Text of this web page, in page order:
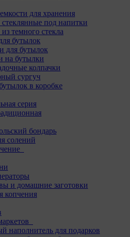
для хранения
под напитки
темного стекла
бутылок
для бутылок
на бутылки
колпачки
сургуч
в коробке
серия
бондарь
солений
и домашние заготовки
копчения
наполнитель для подарков